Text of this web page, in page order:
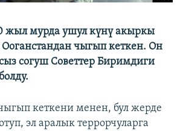
жыл мурда ушул күнү акыркы
Ооганстандан чыгып кеткен. Он
согуш Советтер Биримдиги
кеткени менен, бул жерде
эл аралык террорчуларга